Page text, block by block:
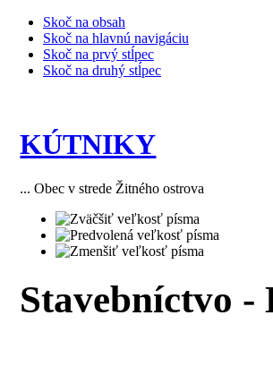
Skoč na obsah
Skoč na hlavnú navigáciu
Skoč na prvý stĺpec
Skoč na druhý stĺpec
KÚTNIKY
... Obec v strede Žitného ostrova
Stavebníctvo -